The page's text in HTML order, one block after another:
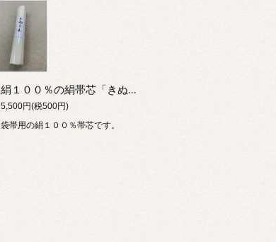
絹１００％の絹帯芯「きぬしん」
5,500円(税500円)
袋帯用の絹１００％帯芯です。